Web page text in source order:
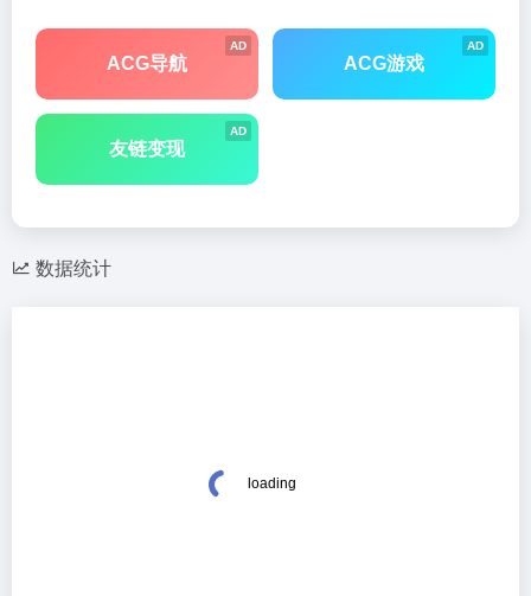
AD
ACG导航
AD
ACG游戏
AD
友链变现
数据统计